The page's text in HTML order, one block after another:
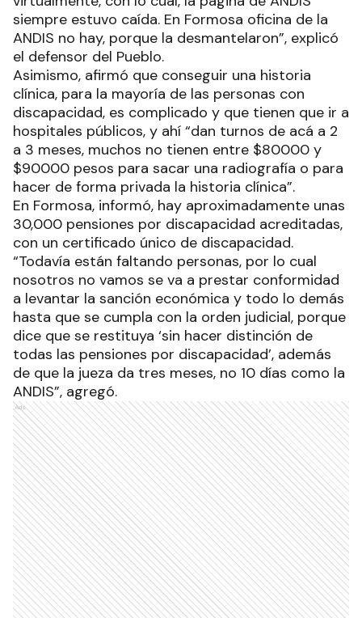
siempre estuvo caída. En Formosa oficina de la
ANDIS no hay, porque la desmantelaron”, explicó
el defensor del Pueblo.
Asimismo, afirmó que conseguir una historia
clínica, para la mayoría de las personas con
discapacidad, es complicado y que tienen que ir a
hospitales públicos, y ahí “dan turnos de acá a 2
a 3 meses, muchos no tienen entre $80000 y
$90000 pesos para sacar una radiografía o para
hacer de forma privada la historia clínica”.
En Formosa, informó, hay aproximadamente unas
30,000 pensiones por discapacidad acreditadas,
con un certificado único de discapacidad.
“Todavía están faltando personas, por lo cual
nosotros no vamos se va a prestar conformidad
a levantar la sanción económica y todo lo demás
hasta que se cumpla con la orden judicial, porque
dice que se restituya ‘sin hacer distinción de
todas las pensiones por discapacidad’, además
de que la jueza da tres meses, no 10 días como la
ANDIS”, agregó.
Ads